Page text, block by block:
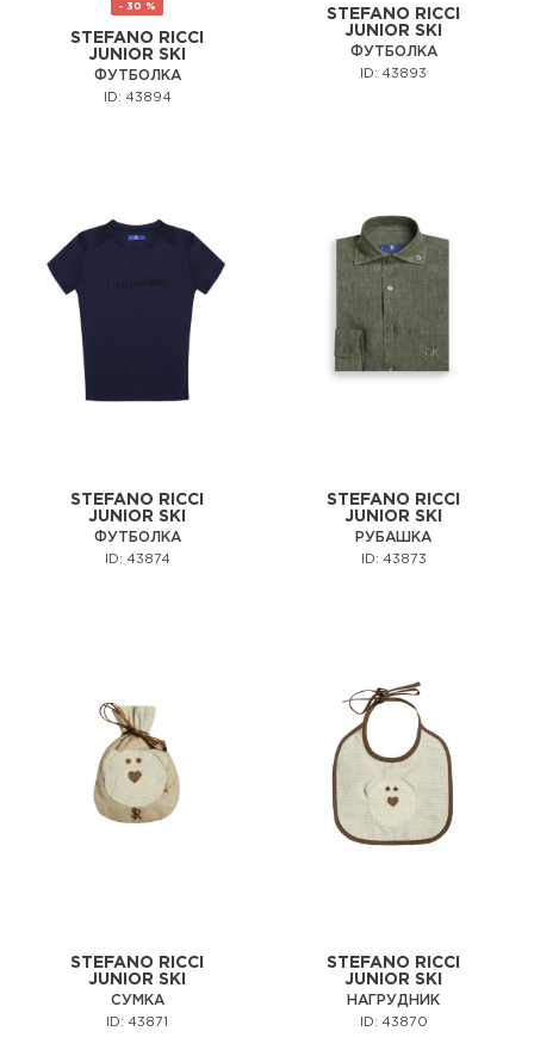
- 30 %
STEFANO RICCI
JUNIOR SKI
ФУТБОЛКА
ID: 43894
STEFANO RICCI
JUNIOR SKI
ФУТБОЛКА
ID: 43893
STEFANO RICCI
JUNIOR SKI
ФУТБОЛКА
ID: 43874
STEFANO RICCI
JUNIOR SKI
РУБАШКА
ID: 43873
STEFANO RICCI
JUNIOR SKI
СУМКА
ID: 43871
STEFANO RICCI
JUNIOR SKI
НАГРУДНИК
ID: 43870